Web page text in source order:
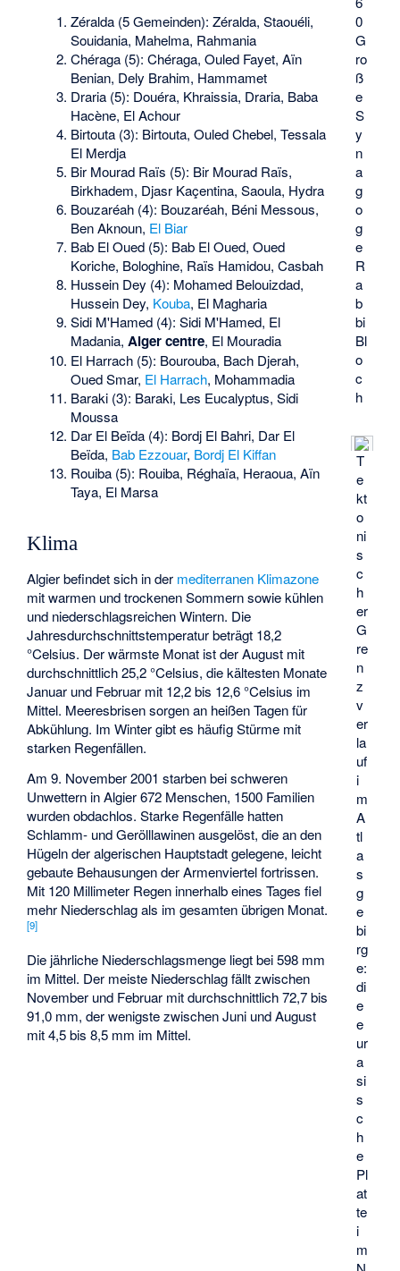
0
G
ro
ß
e
S
y
n
a
g
o
g
e
R
a
b
bi
Bl
o
c
h
T
e
kt
o
ni
s
c
h
er
G
re
n
z
v
er
la
uf
i
m
A
tl
a
s
g
e
bi
rg
e:
di
e
e
ur
a
si
s
c
h
e
Pl
at
te
i
m
Zéralda (5 Gemeinden): Zéralda, Staouéli,
Souidania, Mahelma, Rahmania
Chéraga (5): Chéraga, Ouled Fayet, Aïn
Benian, Dely Brahim, Hammamet
Draria (5): Douéra, Khraissia, Draria, Baba
Hacène, El Achour
Birtouta (3): Birtouta, Ouled Chebel, Tessala
El Merdja
Bir Mourad Raïs (5): Bir Mourad Raïs,
Birkhadem, Djasr Kaçentina, Saoula, Hydra
Bouzaréah (4): Bouzaréah, Béni Messous,
Ben Aknoun, El Biar
Bab El Oued (5): Bab El Oued, Oued
Koriche, Bologhine, Raïs Hamidou, Casbah
Hussein Dey (4): Mohamed Belouizdad,
Hussein Dey, Kouba, El Magharia
Sidi M'Hamed (4): Sidi M'Hamed, El
Madania, Alger centre, El Mouradia
El Harrach (5): Bourouba, Bach Djerah,
Oued Smar, El Harrach, Mohammadia
Baraki (3): Baraki, Les Eucalyptus, Sidi
Moussa
Dar El Beïda (4): Bordj El Bahri, Dar El
Beïda, Bab Ezzouar, Bordj El Kiffan
Rouiba (5): Rouiba, Réghaïa, Heraoua, Aïn
Taya, El Marsa
Klima
Algier befindet sich in der mediterranen Klimazone
mit warmen und trockenen Sommern sowie kühlen
und niederschlagsreichen Wintern. Die
Jahresdurchschnittstemperatur beträgt 18,2
°Celsius. Der wärmste Monat ist der August mit
durchschnittlich 25,2 °Celsius, die kältesten Monate
Januar und Februar mit 12,2 bis 12,6 °Celsius im
Mittel. Meeresbrisen sorgen an heißen Tagen für
Abkühlung. Im Winter gibt es häufig Stürme mit
starken Regenfällen.
Am 9. November 2001 starben bei schweren
Unwettern in Algier 672 Menschen, 1500 Familien
wurden obdachlos. Starke Regenfälle hatten
Schlamm- und Gerölllawinen ausgelöst, die an den
Hügeln der algerischen Hauptstadt gelegene, leicht
gebaute Behausungen der Armenviertel fortrissen.
Mit 120 Millimeter Regen innerhalb eines Tages fiel
mehr Niederschlag als im gesamten übrigen Monat.
[9]
Die jährliche Niederschlagsmenge liegt bei 598 mm
im Mittel. Der meiste Niederschlag fällt zwischen
November und Februar mit durchschnittlich 72,7 bis
91,0 mm, der wenigste zwischen Juni und August
mit 4,5 bis 8,5 mm im Mittel.